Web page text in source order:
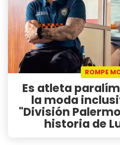
ROMPE
Es atleta
la moda
"División
historia de